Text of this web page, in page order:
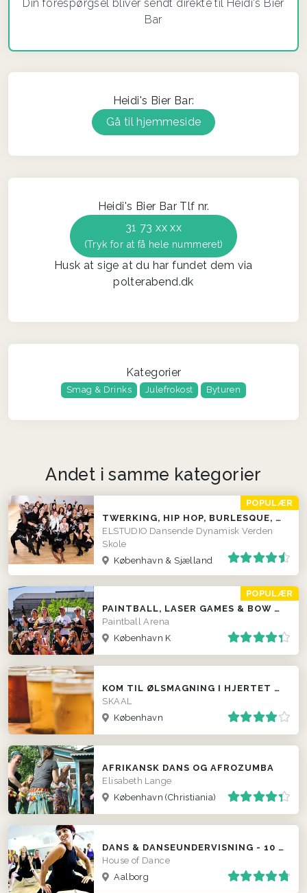
Din forespørgsel bliver sendt direkte til Heidi's Bier
Bar
Heidi's Bier Bar:
Gå til hjemmeside
Heidi's Bier Bar Tlf nr.
31 73 xx xx
(Tryk for at få hele nummeret)
Husk at sige at du har fundet dem via
polterabend.dk
Kategorier
Smag & Drinks Julefrokost Byturen
Andet i samme kategorier
POPULÆR
TWERKING, HIP HOP, BURLESQUE, SALSA, DISKO M.M.
ELSTUDIO Dansende Dynamisk Verden
Skole
København & Sjælland
POPULÆR
PAINTBALL, LASER GAMES & BOW COMBAT
Paintball Arena
København K
KOM TIL ØLSMAGNING I HJERTET AF KØBENHAVN!
SKAAL
København
AFRIKANSK DANS OG AFROZUMBA
Elisabeth Lange
København (Christiania)
DANS & DANSEUNDERVISNING - 10 + STILARTER - STRIP FITNESS, DISCO...
House of Dance
Aalborg